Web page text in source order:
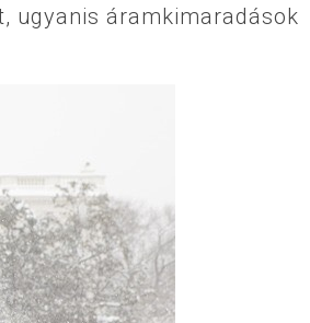
ugyanis áramkimaradások